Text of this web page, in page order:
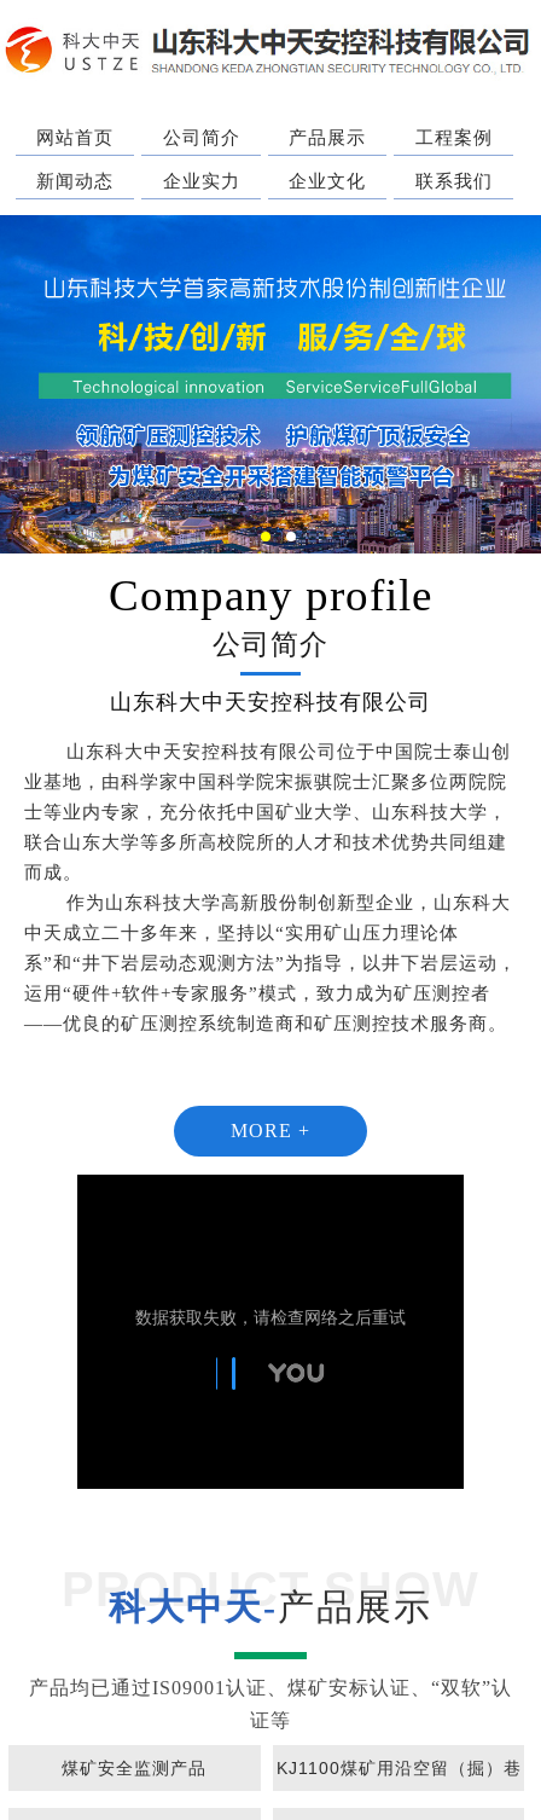
网站首页 公司简介 产品展示 工程案例
新闻动态 企业实力 企业文化 联系我们
1 2
Company profile
公司简介
山东科大中天安控科技有限公司
山东科大中天安控科技有限公司位于中国院士泰山创
业基地，由科学家中国科学院宋振骐院士汇聚多位两院院
士等业内专家，充分依托中国矿业大学、山东科技大学，
联合山东大学等多所高校院所的人才和技术优势共同组建
而成。
作为山东科技大学高新股份制创新型企业，山东科大
中天成立二十多年来，坚持以“实用矿山压力理论体
系”和“井下岩层动态观测方法”为指导，以井下岩层运动，
运用“硬件+软件+专家服务”模式，致力成为矿压测控者
——优良的矿压测控系统制造商和矿压测控技术服务商。
MORE +
PRODUCT SHOW
科大中天-产品展示
产品均已通过IS09001认证、煤矿安标认证、“双软”认
证等
煤矿安全监测产品 KJ1100煤矿用沿空留（掘）巷